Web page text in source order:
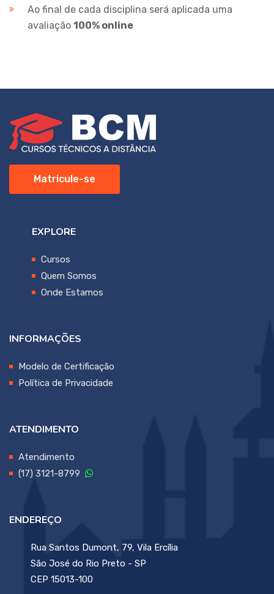
Ao final de cada disciplina será aplicada uma
avaliação 100% online
Matricule-se
EXPLORE
Cursos
Quem Somos
Onde Estamos
INFORMAÇÕES
Modelo de Certificação
Política de Privacidade
ATENDIMENTO
Atendimento
(17) 3121-8799
ENDEREÇO
Rua Santos Dumont, 79, Vila Ercília
São José do Rio Preto - SP
CEP 15013-100